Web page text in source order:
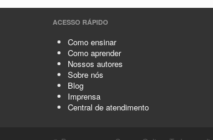
ACESSO RÁPIDO
Como ensinar
Como aprender
Nossos autores
Sobre nós
Blog
Imprensa
Central de atendimento